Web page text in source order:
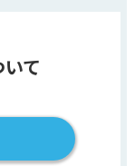
て